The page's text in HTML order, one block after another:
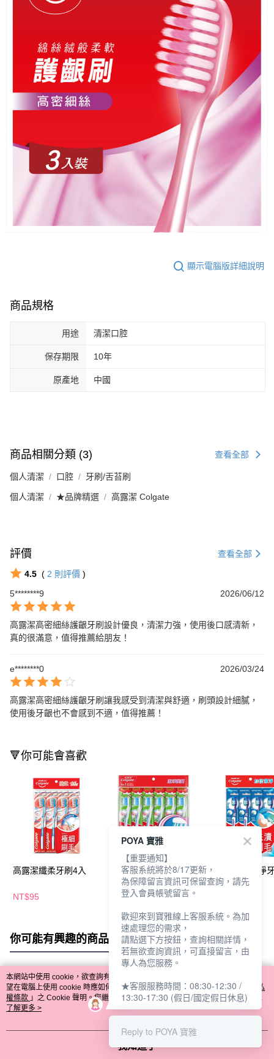
顯示電腦版詳細說明
商品規格
用途 清潔口腔
保存期限 10年
原產地 中國
商品相關分類 (3) 查看全部
個人清潔 口腔 牙刷/舌苔刷
個人清潔 ★品牌精選 高露潔 Colgate
評價 查看全部
4.5 ( 2 則評價 )
5********9
2026/06/12
高露潔高密細絲護齦牙刷設計優良，清潔力強，使用後口感清新，
真的很滿意，值得推薦給朋友！
e********0 2026/03/24
高露潔高密細絲護齦牙刷讓我感受到清潔與舒適，刷頭設計細膩，
使用後牙齦也不會感到不適，值得推薦！
🔻你可能會喜歡
高露潔纖柔牙刷4入
NT$95
高露潔潔淨護齦牙刷6
NT$109
高露潔加倍潔淨
入
你可能有興趣的商品 全站排行
熱門標籤
本網站中使用 cookie，欲查詢有關本網站使用 cookie 方式之詳情，及若您不希
望在電腦上使用 cookie 時應如何變更電腦的 cookie 設定，請參閱本網站「
隱私
權條款 」之 Cookie 聲明。您繼續使用本網站即表示您同意本公司得按本網站使
用條款之 Cookie 聲明使用 cookie。
了解更多 >
我知道了
POYA 寶雅
【重要通知】
客服系統將於8/17更新，
為保障留言資訊可保留查詢，請先
登入會員帳號留言。
歡迎來到寶雅線上客服系統。為加
速處理您的需求，
請點選下方按鈕，查詢相關詳情，
若無欲查詢資訊，可直接留言，由
專人為您服務。
★客服服務時間：08:30-12:30 /
13:30-17:30 (假日/國定假日休息)
Reply to POYA 寶雅